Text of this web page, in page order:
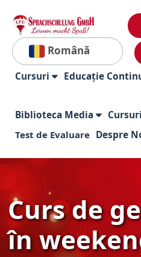
Română
Cursuri Educație
Biblioteca Media
Test de Evaluare Despre
Curs de
în